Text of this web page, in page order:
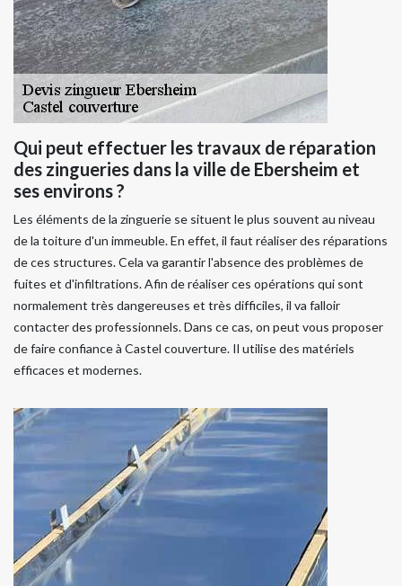
Qui peut effectuer les travaux de réparation
des zingueries dans la ville de Ebersheim et
ses environs ?
Les éléments de la zinguerie se situent le plus souvent au niveau
de la toiture d'un immeuble. En effet, il faut réaliser des réparations
de ces structures. Cela va garantir l'absence des problèmes de
fuites et d'infiltrations. Afin de réaliser ces opérations qui sont
normalement très dangereuses et très difficiles, il va falloir
contacter des professionnels. Dans ce cas, on peut vous proposer
de faire confiance à Castel couverture. Il utilise des matériels
efficaces et modernes.